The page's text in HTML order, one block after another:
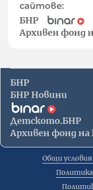
сайтове:
БНР
Архивен фонд
БНР
БНР Новини
Детското.БНР
Архивен фонд на
Общи условия